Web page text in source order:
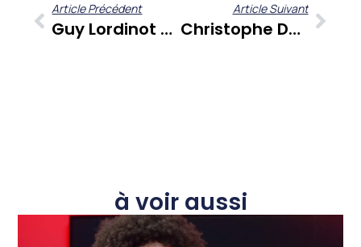
Article Précédent
Guy Lordinot Décrypte Les Enjeux Sociétaux Des Antilles-Guyane Dans « Sé Zafè Nou »
Article Suivant
Christophe Dédé À Cœur Ouvert : Un Parcours Sans Filtre Au Service De La Caraïbe
à voir aussi